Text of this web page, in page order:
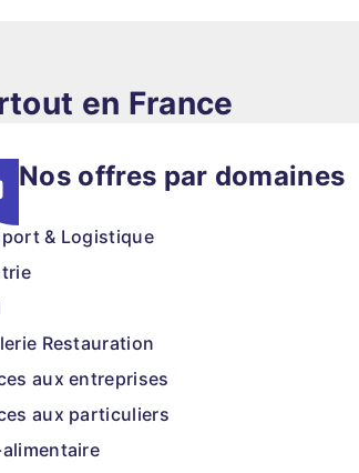
en France
Nos offres par domaines
& Logistique
Restauration
aux entreprises
aux particuliers